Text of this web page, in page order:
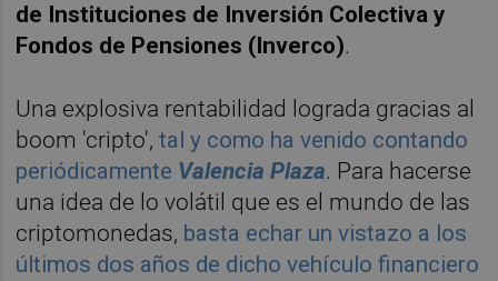
de Instituciones de Inversión Colectiva y
Fondos de Pensiones (Inverco).
Una explosiva rentabilidad lograda gracias al
boom 'cripto', tal y como ha venido contando
periódicamente Valencia Plaza. Para hacerse
una idea de lo volátil que es el mundo de las
criptomonedas, basta echar un vistazo a los
últimos dos años de dicho vehículo financiero